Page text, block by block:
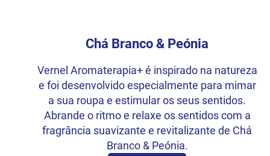
Chá Branco & Peónia
Vernel Aromaterapia+ é inspirado na natureza
e foi desenvolvido especialmente para mimar
a sua roupa e estimular os seus sentidos.
Abrande o ritmo e relaxe os sentidos com a
fragrância suavizante e revitalizante de Chá
Branco & Peónia.